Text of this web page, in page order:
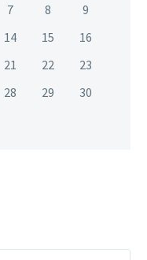
7 8
9
14 15
16
21 22
23
28 29
30